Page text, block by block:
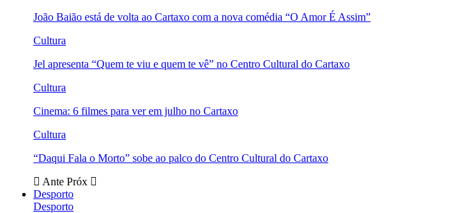
João Baião está de volta ao Cartaxo com a nova comédia “O Amor É Assim”
Cultura
Jel apresenta “Quem te viu e quem te vê” no Centro Cultural do Cartaxo
Cultura
Cinema: 6 filmes para ver em julho no Cartaxo
Cultura
“Daqui Fala o Morto” sobe ao palco do Centro Cultural do Cartaxo
Ante Próx
Desporto
Desporto